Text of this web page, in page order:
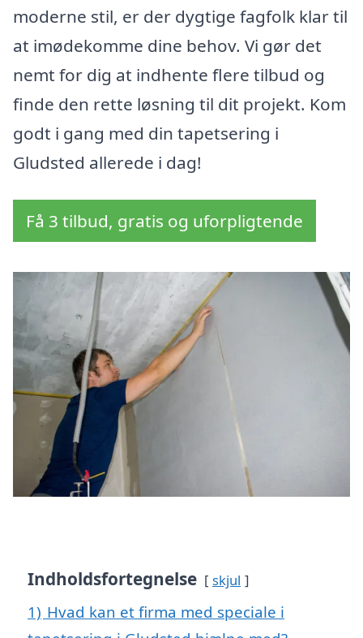
moderne stil, er der dygtige fagfolk klar til
at imødekomme dine behov. Vi gør det
nemt for dig at indhente flere tilbud og
finde den rette løsning til dit projekt. Kom
godt i gang med din tapetsering i
Gludsted allerede i dag!
Få 3 tilbud, gratis og uforpligtende
Indholdsfortegnelse skjul
1) Hvad kan et firma med speciale i